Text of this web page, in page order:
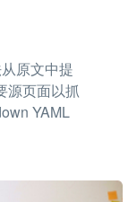
原文中提
源页面以抓
YAML